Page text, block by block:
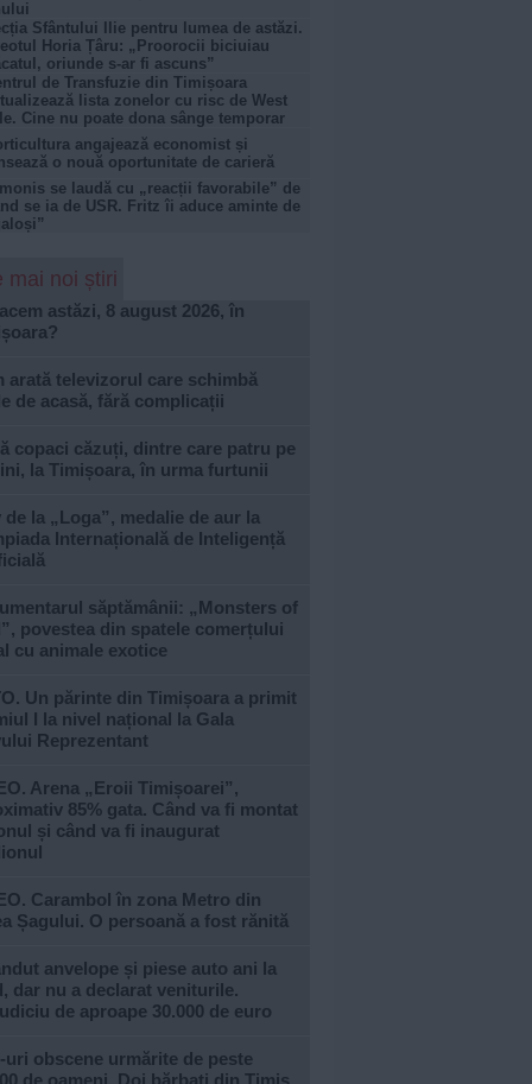
Sfântului Ilie pentru lumea de astăzi.
Horia Țâru: „Proorocii biciuiau
oriunde s-ar fi ascuns”
de Transfuzie din Timișoara
lista zonelor cu risc de West
Cine nu poate dona sânge temporar
angajează economist și
o nouă oportunitate de carieră
se laudă cu „reacții favorabile” de
se ia de USR. Fritz îi aduce aminte de
mai noi știri
astăzi, 8 august 2026, în
arată televizorul care schimbă
de acasă, fără complicații
copaci căzuți, dintre care patru pe
la Timișoara, în urma furtunii
de la „Loga”, medalie de aur la
Internațională de Inteligență
săptămânii: „Monsters of
povestea din spatele comerțului
cu animale exotice
Un părinte din Timișoara a primit
I la nivel național la Gala
Reprezentant
Arena „Eroii Timișoarei”,
85% gata. Când va fi montat
și când va fi inaugurat
Carambol în zona Metro din
Șagului. O persoană a fost rănită
anvelope și piese auto ani la
dar nu a declarat veniturile.
de aproape 30.000 de euro
uri obscene urmărite de peste